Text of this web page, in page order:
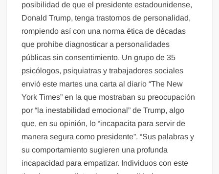
posibilidad de que el presidente estadounidense,
Donald Trump, tenga trastornos de personalidad,
rompiendo así con una norma ética de décadas
que prohíbe diagnosticar a personalidades
públicas sin consentimiento. Un grupo de 35
psicólogos, psiquiatras y trabajadores sociales
envió este martes una carta al diario “The New
York Times” en la que mostraban su preocupación
por “la inestabilidad emocional” de Trump, algo
que, en su opinión, lo “incapacita para servir de
manera segura como presidente”. “Sus palabras y
su comportamiento sugieren una profunda
incapacidad para empatizar. Individuos con este